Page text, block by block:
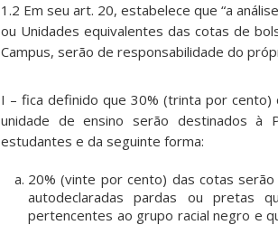
1.2 Em seu art. 20, estabelece que “a
ou Unidades equivalentes das cotas de
Campus, serão de responsabilidade do
I – fica definido que 30% (trinta por
unidade de ensino serão destinados à
estudantes e da seguinte forma:
20% (vinte por cento) das cotas
autodeclaradas pardas ou pretas
pertencentes ao grupo racial negro e